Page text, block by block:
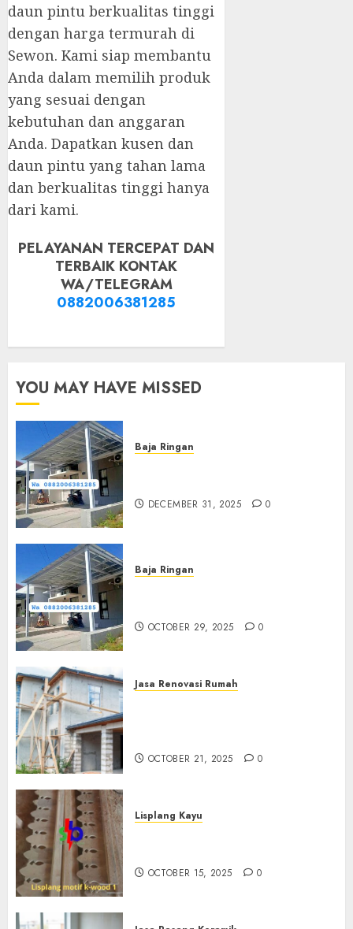
daun pintu berkualitas tinggi
dengan harga termurah di
Sewon. Kami siap membantu
Anda dalam memilih produk
yang sesuai dengan
kebutuhan dan anggaran
Anda. Dapatkan kusen dan
daun pintu yang tahan lama
dan berkualitas tinggi hanya
dari kami.
PELAYANAN TERCEPAT DAN
TERBAIK KONTAK
WA/TELEGRAM
0882006381285
YOU MAY HAVE MISSED
Baja Ringan
DECEMBER 31, 2025 0
Baja Ringan
OCTOBER 29, 2025 0
Jasa Renovasi Rumah
OCTOBER 21, 2025 0
Lisplang Kayu
OCTOBER 15, 2025 0